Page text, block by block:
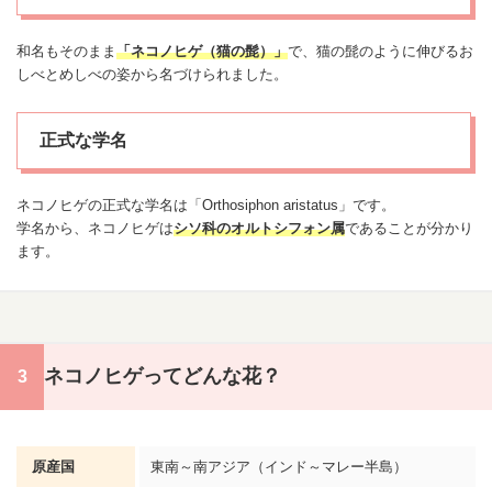
和名もそのまま 「ネコノヒゲ（猫の髭）」で、猫の髭のように伸びるお
しべとめしべの姿から名づけられました。
正式な学名
ネコノヒゲの正式な学名は「Orthosiphon aristatus」です。
学名から、ネコノヒゲはシソ科のオルトシフォン属であることが分かり
ます。
ネコノヒゲってどんな花？
原産国 東南～南アジア（インド～マレー半島）